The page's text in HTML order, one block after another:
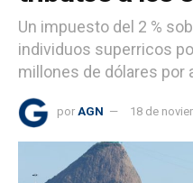
Un impuesto del 2 %
individuos superricos
millones de dólares por
por AGN 18 de